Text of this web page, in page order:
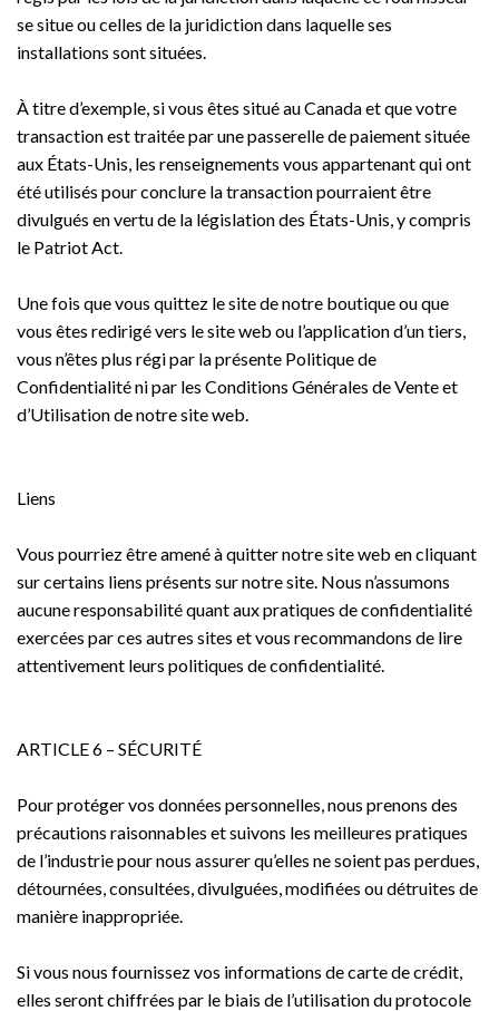
se situe ou celles de la juridiction dans laquelle ses
installations sont situées.
À titre d’exemple, si vous êtes situé au Canada et que votre
transaction est traitée par une passerelle de paiement située
aux États-Unis, les renseignements vous appartenant qui ont
été utilisés pour conclure la transaction pourraient être
divulgués en vertu de la législation des États-Unis, y compris
le Patriot Act.
Une fois que vous quittez le site de notre boutique ou que
vous êtes redirigé vers le site web ou l’application d’un tiers,
vous n’êtes plus régi par la présente Politique de
Confidentialité ni par les Conditions Générales de Vente et
d’Utilisation de notre site web.
Liens
Vous pourriez être amené à quitter notre site web en cliquant
sur certains liens présents sur notre site. Nous n’assumons
aucune responsabilité quant aux pratiques de confidentialité
exercées par ces autres sites et vous recommandons de lire
attentivement leurs politiques de confidentialité.
ARTICLE 6 – SÉCURITÉ
Pour protéger vos données personnelles, nous prenons des
précautions raisonnables et suivons les meilleures pratiques
de l’industrie pour nous assurer qu’elles ne soient pas perdues,
détournées, consultées, divulguées, modifiées ou détruites de
manière inappropriée.
Si vous nous fournissez vos informations de carte de crédit,
elles seront chiffrées par le biais de l’utilisation du protocole